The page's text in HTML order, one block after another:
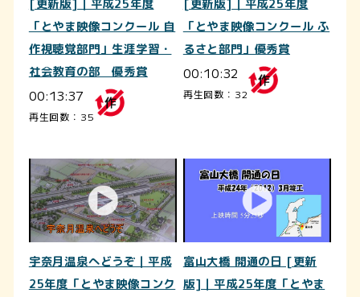
[更新版]｜平成25年度
「とやま映像コンクール 自
作視聴覚部門」生涯学習・
社会教育の部 優秀賞
00:13:37
再生回数：35
[更新版]｜平成25年度
「とやま映像コンクール ふ
るさと部門」優秀賞
00:10:32
再生回数：32
宇奈月温泉へどうぞ｜平成
25年度「とやま映像コンク
富山大橋 開通の日 [更新
版]｜平成25年度「とやま